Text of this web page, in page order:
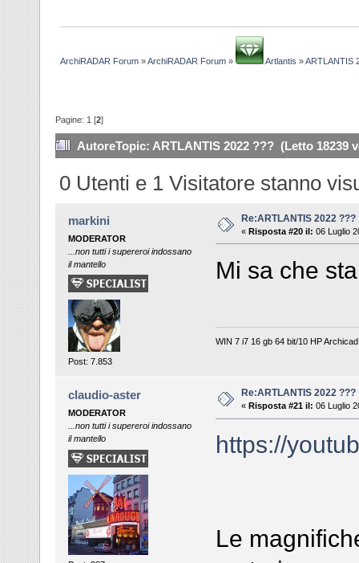
ArchiRADAR Forum »ArchiRADAR Forum » Artlantis »ARTLANTIS
Pagine: 1 [2]
AutoreTopic: ARTLANTIS 2022 ??? (Letto 18239
0 Utenti e 1 Visitatore stanno
markini
MODERATOR
...non tutti i supereroi indossano
il mantello
Post: 7.853
Re:ARTLANTIS 2022 ???
« Risposta #20 il: 06 Luglio
Mi sa che
WIN 7 i7 16 gb 64 bit/10 HP
claudio-aster
MODERATOR
...non tutti i supereroi indossano
il mantello
Re:ARTLANTIS 2022 ???
« Risposta #21 il: 06 Luglio
https://
Le